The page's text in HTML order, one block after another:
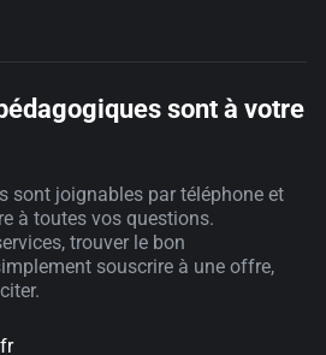
sont à votre
sont joignables par téléphone et
à toutes vos questions.
trouver le bon
souscrire à une offre,